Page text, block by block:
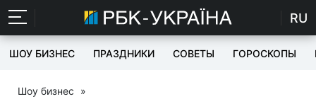
RU
ШОУ БИЗНЕС ПРАЗДНИКИ СОВЕТЫ ГОРОСКОПЫ
Шоу бизнес »